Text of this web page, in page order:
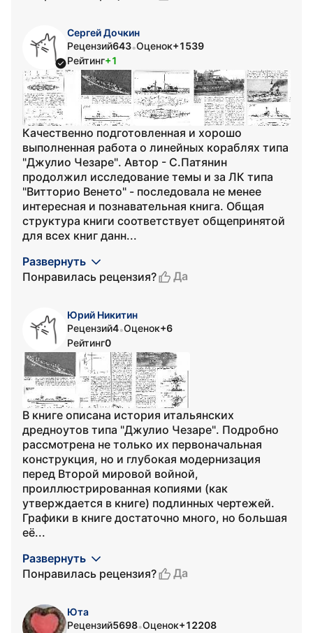
Сергей Дочкин
Рецензий643•Оценок+1539
Рейтинг+1
Качественно подготовленная и хорошо
выполненная работа о линейных кораблях типа
"Джулио Чезаре". Автор - С.Патянин
продолжил исследование темы и за ЛК типа
"Витторио Венето" - последовала не менее
интересная и познавательная книга. Общая
структура книги соответствует общепринятой
для всех книг данн...
Развернуть
Понравилась рецензия?
Да
Юрий Никитин
Рецензий4•Оценок+6
Рейтинг0
В книге описана история итальянских
дредноутов типа "Джулио Чезаре". Подробно
рассмотрена не только их первоначальная
конструкция, но и глубокая модернизация
перед Второй мировой войной,
проиллюстрированная копиями (как
утверждается в книге) подлинных чертежей.
Графики в книге достаточно много, но большая
её...
Развернуть
Понравилась рецензия?
Да
Юта
Рецензий5698•Оценок+12208